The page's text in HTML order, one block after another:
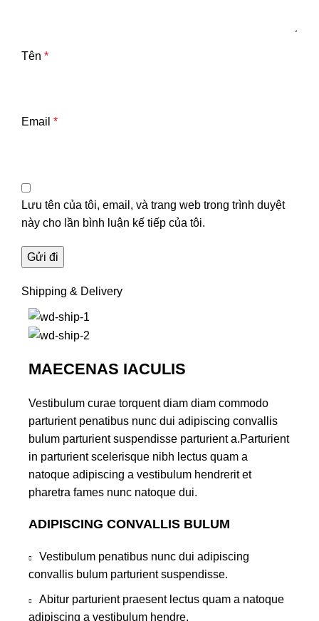
Tên *
Email *
Lưu tên của tôi, email, và trang web trong trình duyệt
này cho lần bình luận kế tiếp của tôi.
Shipping & Delivery
MAECENAS IACULIS
Vestibulum curae torquent diam diam commodo
parturient penatibus nunc dui adipiscing convallis
bulum parturient suspendisse parturient a.Parturient
in parturient scelerisque nibh lectus quam a
natoque adipiscing a vestibulum hendrerit et
pharetra fames nunc natoque dui.
ADIPISCING CONVALLIS BULUM
Vestibulum penatibus nunc dui adipiscing
convallis bulum parturient suspendisse.
Abitur parturient praesent lectus quam a natoque
adipiscing a vestibulum hendre.